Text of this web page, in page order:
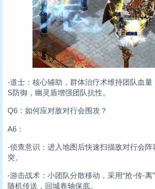
-道士：核心辅助，群体治疗术维持团队血
S防御，幽灵盾增强团队抗性。
Q6：如何应对敌对行会围攻？
A6：
-侦查意识：进入地图后快速扫描敌对行会阵
突。
-游击战术：小团队分散移动，采用“抢-传-离
随机传送，回城卷轴保底。